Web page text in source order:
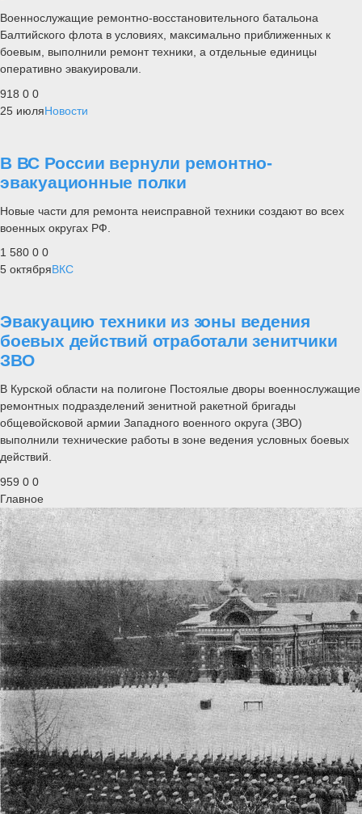
Военнослужащие ремонтно-восстановительного батальона
Балтийского флота в условиях, максимально приближенных к
боевым, выполнили ремонт техники, а отдельные единицы
оперативно эвакуировали.
918 0 0
25 июляНовости
В ВС России вернули ремонтно-
эвакуационные полки
Новые части для ремонта неисправной техники создают во всех
военных округах РФ.
1 580 0 0
5 октябряВКС
Эвакуацию техники из зоны ведения
боевых действий отработали зенитчики
ЗВО
В Курской области на полигоне Постоялые дворы военнослужащие
ремонтных подразделений зенитной ракетной бригады
общевойсковой армии Западного военного округа (ЗВО)
выполнили технические работы в зоне ведения условных боевых
действий.
959 0 0
Главное